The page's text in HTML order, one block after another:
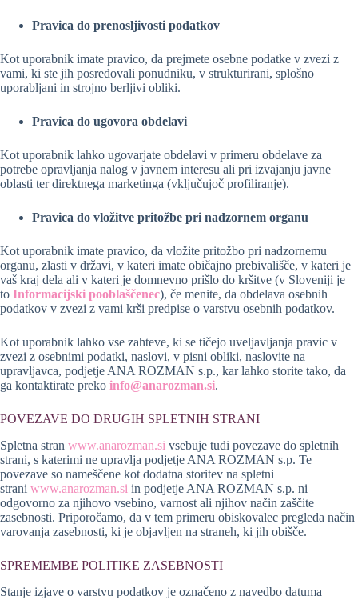
Pravica do prenosljivosti podatkov
Kot uporabnik imate pravico, da prejmete osebne podatke v zvezi z
vami, ki ste jih posredovali ponudniku, v strukturirani, splošno
uporabljani in strojno berljivi obliki.
Pravica do ugovora obdelavi
Kot uporabnik lahko ugovarjate obdelavi v primeru obdelave za
potrebe opravljanja nalog v javnem interesu ali pri izvajanju javne
oblasti ter direktnega marketinga (vključujoč profiliranje).
Pravica do vložitve pritožbe pri nadzornem organu
Kot uporabnik imate pravico, da vložite pritožbo pri nadzornemu
organu, zlasti v državi, v kateri imate običajno prebivališče, v kateri je
vaš kraj dela ali v kateri je domnevno prišlo do kršitve (v Sloveniji je
to Informacijski pooblaščenec), če menite, da obdelava osebnih
podatkov v zvezi z vami krši predpise o varstvu osebnih podatkov.
Kot uporabnik lahko vse zahteve, ki se tičejo uveljavljanja pravic v
zvezi z osebnimi podatki, naslovi, v pisni obliki, naslovite na
upravljavca, podjetje ANA ROZMAN s.p., kar lahko storite tako, da
ga kontaktirate preko info@anarozman.si.
POVEZAVE DO DRUGIH SPLETNIH STRANI
Spletna stran www.anarozman.si vsebuje tudi povezave do spletnih
strani, s katerimi ne upravlja podjetje ANA ROZMAN s.p. Te
povezave so nameščene kot dodatna storitev na spletni
strani www.anarozman.si in podjetje ANA ROZMAN s.p. ni
odgovorno za njihovo vsebino, varnost ali njihov način zaščite
zasebnosti. Priporočamo, da v tem primeru obiskovalec pregleda način
varovanja zasebnosti, ki je objavljen na straneh, ki jih obišče.
SPREMEMBE POLITIKE ZASEBNOSTI
Stanje izjave o varstvu podatkov je označeno z navedbo datuma